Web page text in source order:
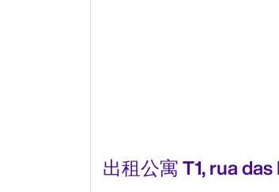
出租公寓 T1, rua das